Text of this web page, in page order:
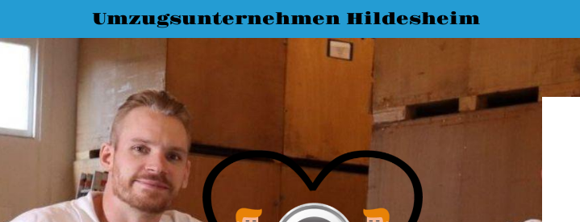
Umzugsunternehmen Hildesheim